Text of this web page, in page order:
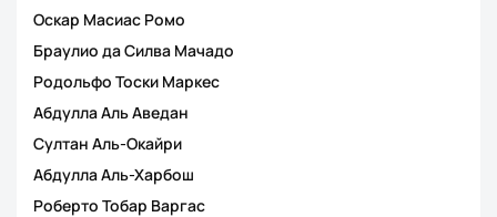
Оскар Масиас Ромо
Браулио да Силва Мачадо
Родольфо Тоски Маркес
Абдулла Аль Аведан
Султан Аль-Окайри
Абдулла Аль-Харбош
Роберто Тобар Варгас